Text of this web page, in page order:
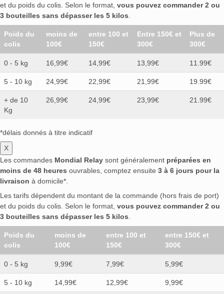
et du poids du colis. Selon le format, vous pouvez commander 2 ou
3 bouteilles sans dépasser les 5 kilos
Poids du
colis
moins de
100€
entre 100 et
150€
Entre 150€ et
300€
Plus de
300€
0 - 5 kg 16,99€ 14,99€ 13,99€ 11.99€
5 - 10 kg 24,99€ 22,99€ 21,99€ 19.99€
+ de 10
Kg
26,99€ 24,99€ 23,99€ 21.99€
*délais donnés à titre indicatif
X
Les commandes Mondial Relay sont généralement préparées en
moins de 48 heures ouvrables, comptez ensuite 3 à 6 jours pour la
livraison à domicile*.
Les tarifs dépendent du montant de la commande (hors frais de port)
et du poids du colis. Selon le format, vous pouvez commander 2 ou
3 bouteilles sans dépasser les 5 kilos
Poids du
colis
moins de
100€
entre 100 et
150€
entre 150€ et
300€
0 - 5 kg 9,99€ 7,99€ 5,99€
5 - 10 kg 14,99€ 12,99€ 9,99€